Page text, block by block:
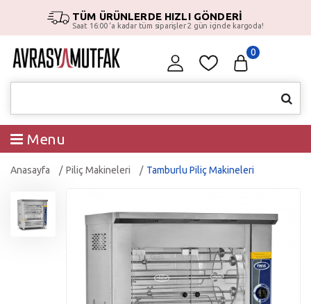
TÜM ÜRÜNLERDE HIZLI GÖNDERİ
Saat 16:00 ‘a kadar tüm siparişler 2 gün içinde kargoda!
0
Menu
Anasayfa Piliç Makineleri Tamburlu Piliç Makineleri